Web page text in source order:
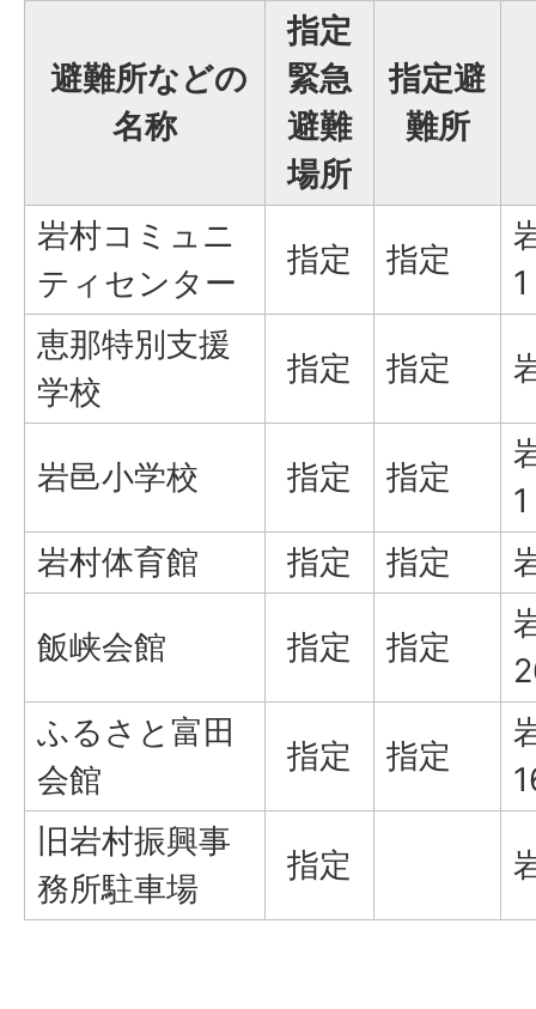
避難所などの
名称
指定
緊急
避難
場所
指定避
難所
岩村コミュニ
ティセンター
指定 指定
1
恵那特別支援
学校
指定 指定
岩邑小学校 指定 指定
1
岩村体育館
指定 指定
飯峡会館 指定 指定
ふるさと富田
会館
指定 指定
旧岩村振興事
務所駐車場
指定